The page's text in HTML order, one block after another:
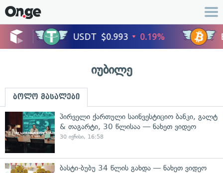
იუბილე
ბოლო მასალები
პირველი ქართული საინვესტიციო ბანკი, გალტ
& თაგარტი, 30 წლისაა — ნახეთ ვიდეო
30 ივნისი, 16:58
ბასტი-ბუბუ 34 წლის გახდა — ნახეთ ვიდეო